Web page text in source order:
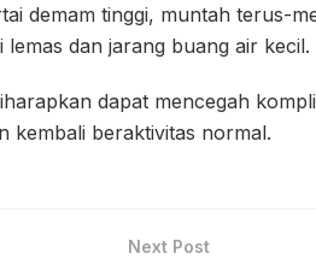
demam tinggi, muntah terus-
dan jarang buang air kecil.
dapat mencegah
kembali beraktivitas normal.
Next Post